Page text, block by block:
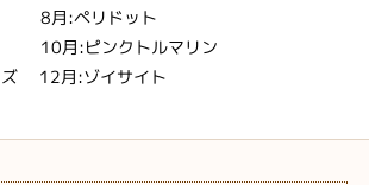
:ペリドット
10月:ピンクトルマリン
ズ 12月:ゾイサイト